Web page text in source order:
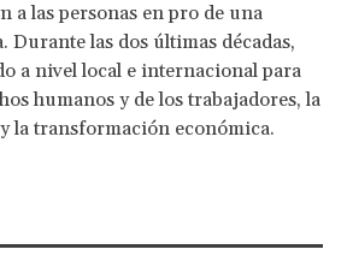
a las personas en pro de una
Durante las dos últimas décadas,
a nivel local e internacional para
humanos y de los trabajadores, la
la transformación económica.